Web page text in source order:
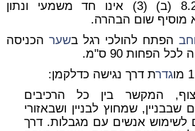
הנוסח של תקנה 8.262 (ב) (3) אינו חד משמעי ונתון
מוסיף שום הבהרה.
הפתח להולכי רגל בשער הכניסה
הפחות 90 ס"מ.
גדרת דרך נגישה כדלקמן:
המקשר בין כל הרכיבים
שבבניין, שמחוץ לבניין ושבאזורי
לשימוש אנשים עם מגבלות. דרך